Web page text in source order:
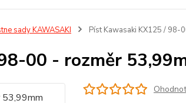
sady KAWASAKI Píst Kawasaki KX125 / 98-
00 - rozměr